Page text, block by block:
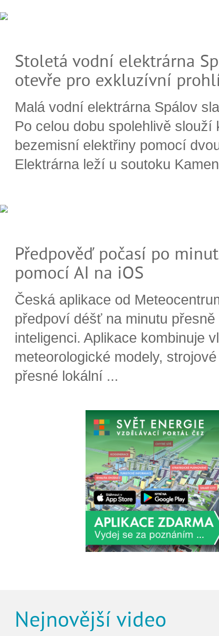
Stoletá vodní elektrárna
otevře pro exkluzívní
Malá vodní elektrárna Spálov
Po celou dobu spolehlivě slouží
bezemisní elektřiny pomocí
Elektrárna leží u soutoku
Předpověď počasí po
pomocí AI na iOS
Česká aplikace od
předpoví déšť na minutu
inteligenci. Aplikace kombinuje
meteorologické modely,
přesné lokální ...
Nejnovější video